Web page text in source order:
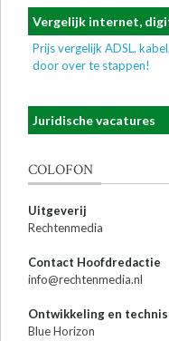
Vergelijk internet,
Prijs vergelijk ADSL,
door over te stappen!
Juridische vacatures
COLOFON
Uitgeverij
Rechtenmedia
Contact Hoofdredactie
info@rechtenmedia.nl
Ontwikkeling en
Blue Horizon